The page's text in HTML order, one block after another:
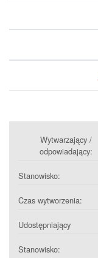
Wytwarzający /
odpowiadający:
Stanowisko:
Czas wytworzenia:
Udostępniający
Stanowisko: